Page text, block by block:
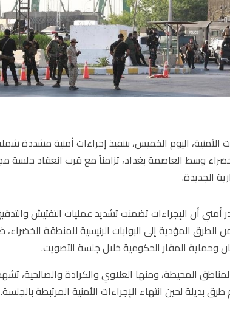
الأمنية، اليوم الخميس، بتنفيذ إجراءات أمنية مشددة
وسط العاصمةبغداد، تزامناً مع قرب انعقاد جلسة
الجديدة.
أن الإجراءات تضمنت تشديد عمليات التفتيش
الطرق المؤدية إلى البوابات الرئيسية للمنطقة
وحماية المقار الحكومية خلال جلسة التصويت.
المحيطة، ومنها العلاوي والكرادة والصالحية، تشهد
بديلة لحين انتهاء الإجراءات الأمنية المرتبطة بالجلسة.